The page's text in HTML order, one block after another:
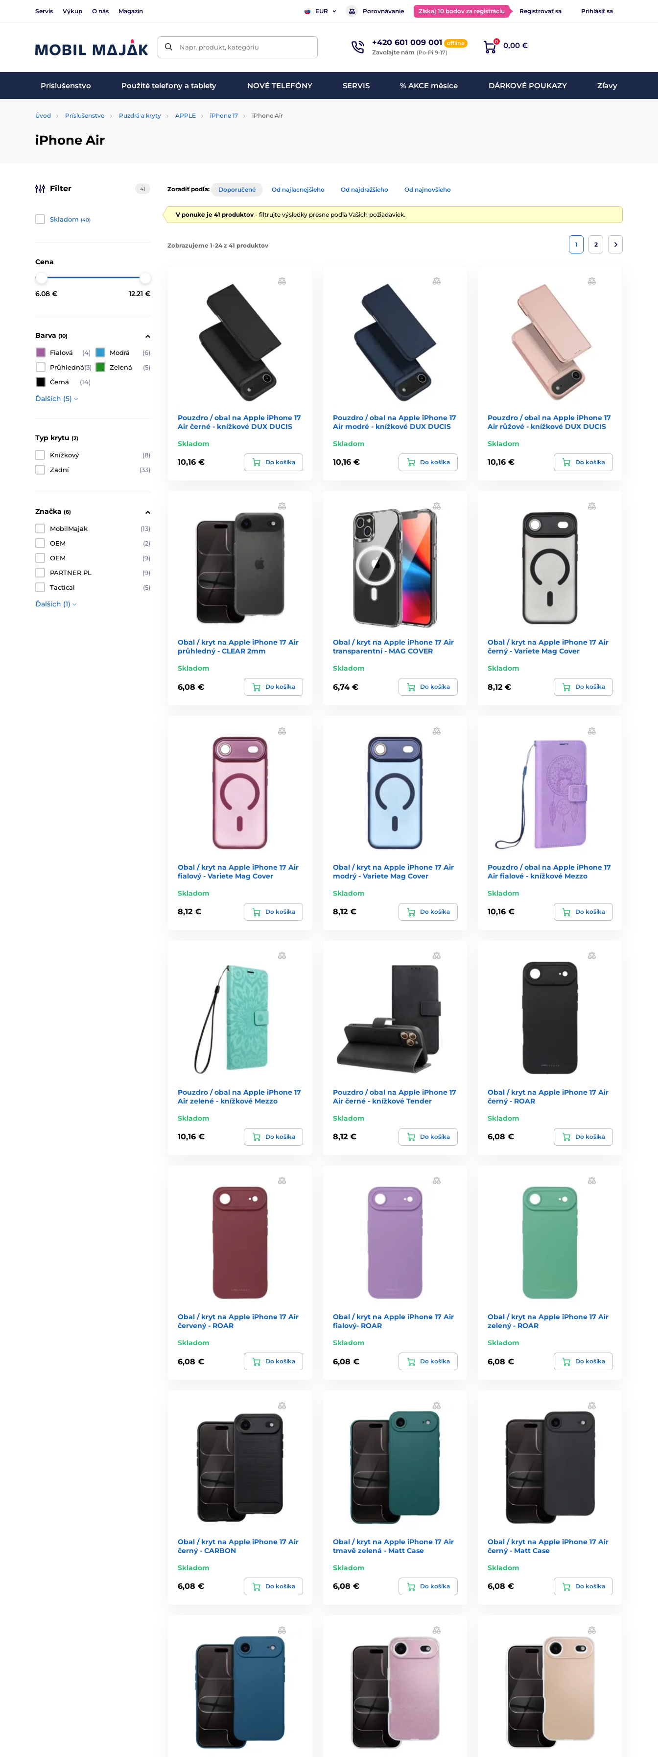
Servis Výkup O nás Magazín EUR Porovnávanie Získaj 10 bodov za registráciu Registrovať sa Prihlásiť sa
Napr. produkt, kategóriu +420 601 009 001 offline
Zavolajte nám (Po-Pi 9-17)
0 0,00 €
Príslušenstvo Použité telefony a tablety NOVÉ TELEFÓNY SERVIS % AKCE měsíce DÁRKOVÉ POUKAZY Zľavy
Úvod Príslušenstvo Puzdrá a kryty APPLE iPhone 17 iPhone Air
iPhone Air
Filter 41
Skladom (40)
Cena
6.08 € 12.21 €
Barva (10)
Fialová (4) Modrá
(6)
Průhledná(3) Zelená
(5)
Černá
(14)
Ďalších (5)
Typ krytu (2)
Knížkový
(8)
Zadní
(33)
Značka (6)
MobilMajak
(13)
OEM
(2)
OEM
(9)
PARTNER PL
(9)
Tactical
(5)
Ďalších (1)
Zoradiť podľa: Doporučené Od najlacnejšieho Od najdražšieho Od najnovšieho
V ponuke je 41 produktov - filtrujte výsledky presne podľa Vašich požiadaviek.
Zobrazujeme 1-24 z 41 produktov 1 2
Pouzdro / obal na Apple iPhone 17
Air černé - knížkové DUX DUCIS
Skladom
10,16 € Do košíka
Pouzdro / obal na Apple iPhone 17
Air modré - knížkové DUX DUCIS
Skladom
10,16 € Do košíka
Pouzdro / obal na Apple iPhone 17
Air růžové - knížkové DUX DUCIS
Skladom
10,16 € Do košíka
Obal / kryt na Apple iPhone 17 Air
průhledný - CLEAR 2mm
Skladom
6,08 € Do košíka
Obal / kryt na Apple iPhone 17 Air
transparentní - MAG COVER
Skladom
6,74 € Do košíka
Obal / kryt na Apple iPhone 17 Air
černý - Variete Mag Cover
Skladom
8,12 € Do košíka
Obal / kryt na Apple iPhone 17 Air
fialový - Variete Mag Cover
Skladom
8,12 € Do košíka
Obal / kryt na Apple iPhone 17 Air
modrý - Variete Mag Cover
Skladom
8,12 € Do košíka
Pouzdro / obal na Apple iPhone 17
Air fialové - knížkové Mezzo
Skladom
10,16 € Do košíka
Pouzdro / obal na Apple iPhone 17
Air zelené - knížkové Mezzo
Skladom
10,16 € Do košíka
Pouzdro / obal na Apple iPhone 17
Air černé - knížkové Tender
Skladom
8,12 € Do košíka
Obal / kryt na Apple iPhone 17 Air
černý - ROAR
Skladom
6,08 € Do košíka
Obal / kryt na Apple iPhone 17 Air
červený - ROAR
Skladom
6,08 € Do košíka
Obal / kryt na Apple iPhone 17 Air
fialový- ROAR
Skladom
6,08 € Do košíka
Obal / kryt na Apple iPhone 17 Air
zelený - ROAR
Skladom
6,08 € Do košíka
Obal / kryt na Apple iPhone 17 Air
černý - CARBON
Skladom
6,08 € Do košíka
Obal / kryt na Apple iPhone 17 Air
tmavě zelená - Matt Case
Skladom
6,08 € Do košíka
Obal / kryt na Apple iPhone 17 Air
černý - Matt Case
Skladom
6,08 € Do košíka